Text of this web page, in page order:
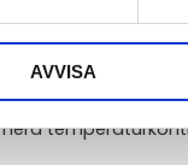
AVVISA
och